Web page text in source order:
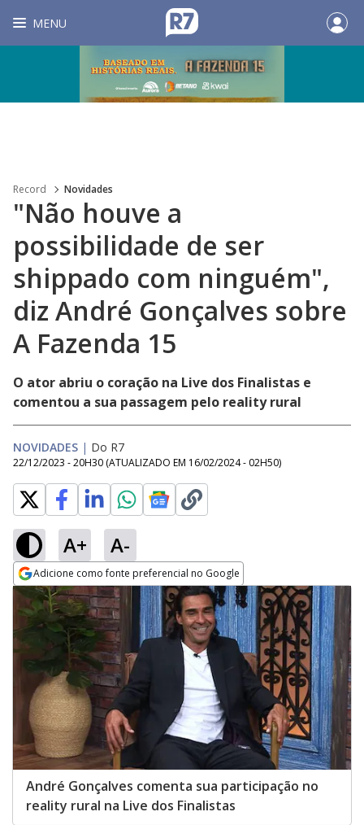
MENU
Record Novidades
"Não houve a
possibilidade de ser
shippado com ninguém",
diz André Gonçalves sobre
A Fazenda 15
O ator abriu o coração na Live dos Finalistas e
comentou a sua passagem pelo reality rural
NOVIDADES | Do R7
22/12/2023 - 20H30 (ATUALIZADO EM 16/02/2024 - 02H50)
A+ A-
Adicione como fonte preferencial no Google
Opens in new window
André Gonçalves comenta sua participação no
reality rural na Live dos Finalistas